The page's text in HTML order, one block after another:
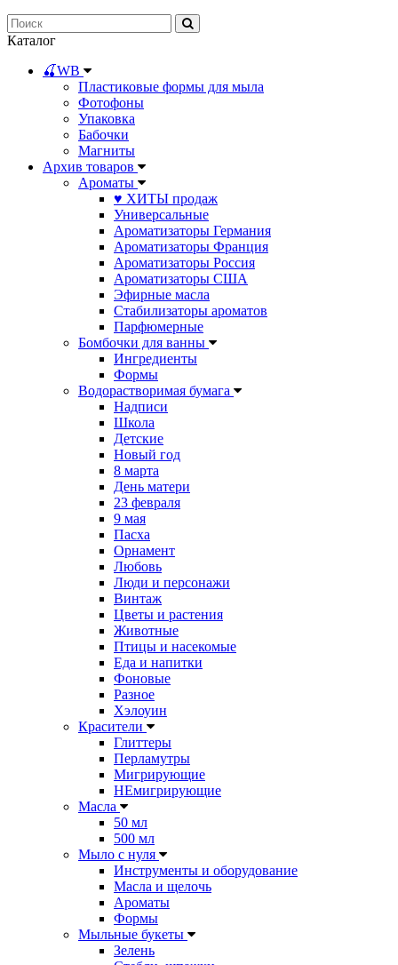
Каталог
🍒WB
Пластиковые формы для мыла
Фотофоны
Упаковка
Бабочки
Магниты
Архив товаров
Ароматы
♥ ХИТЫ продаж
Универсальные
Ароматизаторы Германия
Ароматизаторы Франция
Ароматизаторы Россия
Ароматизаторы США
Эфирные масла
Стабилизаторы ароматов
Парфюмерные
Бомбочки для ванны
Ингредиенты
Формы
Водорастворимая бумага
Надписи
Школа
Детские
Новый год
8 марта
День матери
23 февраля
9 мая
Пасха
Орнамент
Любовь
Люди и персонажи
Винтаж
Цветы и растения
Животные
Птицы и насекомые
Еда и напитки
Фоновые
Разное
Хэлоуин
Красители
Глиттеры
Перламутры
Мигрирующие
НЕмигрирующие
Масла
50 мл
500 мл
Мыло с нуля
Инструменты и оборудование
Масла и щелочь
Ароматы
Формы
Мыльные букеты
Зелень